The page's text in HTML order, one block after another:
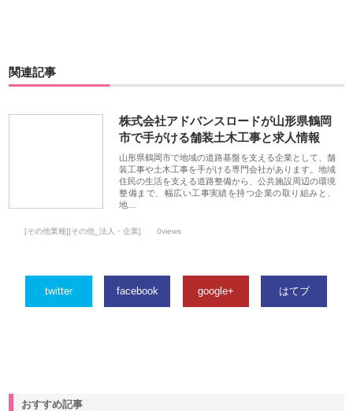
関連記事
株式会社アドバンスロードが山形県鶴岡
市で手がける舗装土木工事と求人情報
山形県鶴岡市で地域の道路基盤を支える企業として、舗
装工事や土木工事を手がける専門会社があります。地域
住民の生活を支える道路整備から、公共施設周辺の環境
整備まで、幅広い工事実績を持つ企業の取り組みと、
地…
[その他業種][その他_法人・企業] 0views
twitter facebook google+ はてブ
おすすめ記事